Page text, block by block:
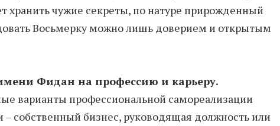
хранить чужие секреты, по натуре прирожденный
Восьмерку можно лишь доверием и открытым
Фидан на профессию и карьеру.
варианты профессиональной самореализации
– собственный бизнес, руководящая должность или